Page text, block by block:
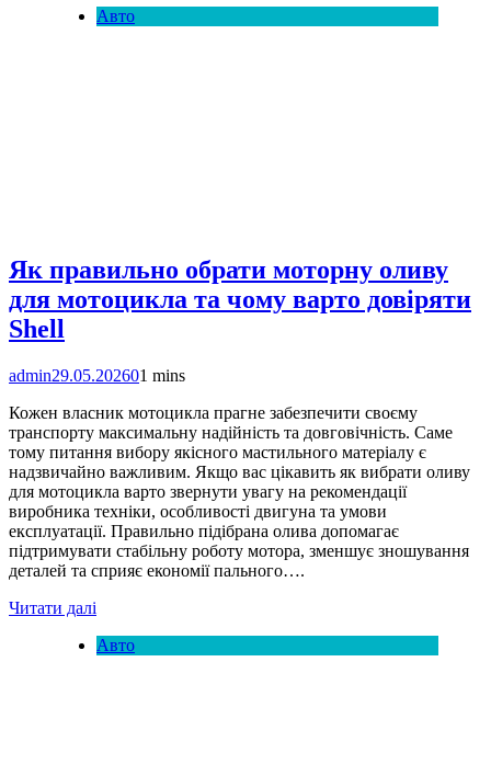
Авто
Як правильно обрати моторну оливу
для мотоцикла та чому варто довіряти
Shell
admin29.05.202601 mins
Кожен власник мотоцикла прагне забезпечити своєму
транспорту максимальну надійність та довговічність. Саме
тому питання вибору якісного мастильного матеріалу є
надзвичайно важливим. Якщо вас цікавить як вибрати оливу
для мотоцикла варто звернути увагу на рекомендації
виробника техніки, особливості двигуна та умови
експлуатації. Правильно підібрана олива допомагає
підтримувати стабільну роботу мотора, зменшує зношування
деталей та сприяє економії пального….
Читати далі
Авто